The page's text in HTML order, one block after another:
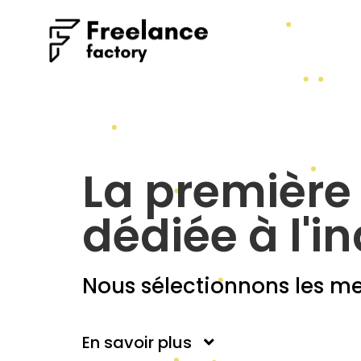
La
dédiée à
Nous sélectionnons les
En savoir plus